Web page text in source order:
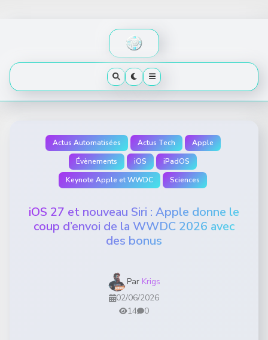
Actus Automatisées Actus Tech
Apple
Évènements
iOS
iPadOS
Keynote Apple et WWDC
Sciences
iOS 27 et nouveau Siri : Apple donne le
coup d’envoi de la WWDC 2026 avec
des bonus
Par Krigs
02/06/2026
14
0